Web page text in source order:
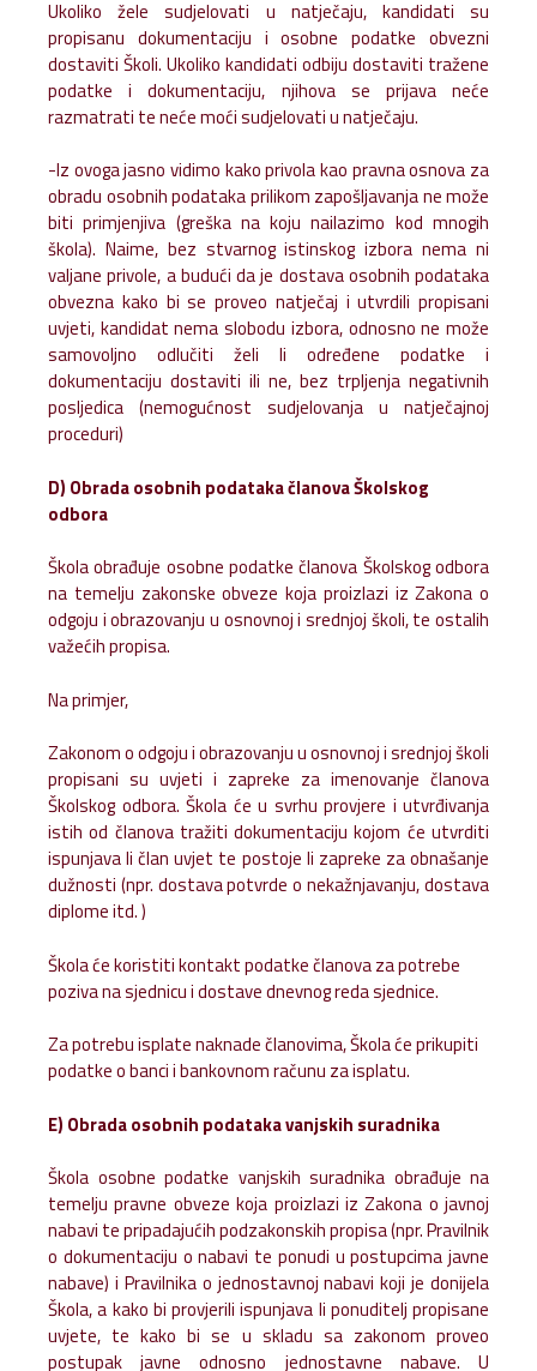
Ukoliko žele sudjelovati u natječaju, kandidati su
propisanu dokumentaciju i osobne podatke obvezni
dostaviti Školi. Ukoliko kandidati odbiju dostaviti tražene
podatke i dokumentaciju, njihova se prijava neće
razmatrati te neće moći sudjelovati u natječaju.
-Iz ovoga jasno vidimo kako privola kao pravna osnova za
obradu osobnih podataka prilikom zapošljavanja ne može
biti primjenjiva (greška na koju nailazimo kod mnogih
škola). Naime, bez stvarnog istinskog izbora nema ni
valjane privole, a budući da je dostava osobnih podataka
obvezna kako bi se proveo natječaj i utvrdili propisani
uvjeti, kandidat nema slobodu izbora, odnosno ne može
samovoljno odlučiti želi li određene podatke i
dokumentaciju dostaviti ili ne, bez trpljenja negativnih
posljedica (nemogućnost sudjelovanja u natječajnoj
proceduri)
D) Obrada osobnih podataka članova Školskog
odbora
Škola obrađuje osobne podatke članova Školskog odbora
na temelju zakonske obveze koja proizlazi iz Zakona o
odgoju i obrazovanju u osnovnoj i srednjoj školi, te ostalih
važećih propisa.
Na primjer,
Zakonom o odgoju i obrazovanju u osnovnoj i srednjoj školi
propisani su uvjeti i zapreke za imenovanje članova
Školskog odbora. Škola će u svrhu provjere i utvrđivanja
istih od članova tražiti dokumentaciju kojom će utvrditi
ispunjava li član uvjet te postoje li zapreke za obnašanje
dužnosti (npr. dostava potvrde o nekažnjavanju, dostava
diplome itd. )
Škola će koristiti kontakt podatke članova za potrebe
poziva na sjednicu i dostave dnevnog reda sjednice.
Za potrebu isplate naknade članovima, Škola će prikupiti
podatke o banci i bankovnom računu za isplatu.
E) Obrada osobnih podataka vanjskih suradnika
Škola osobne podatke vanjskih suradnika obrađuje na
temelju pravne obveze koja proizlazi iz Zakona o javnoj
nabavi te pripadajućih podzakonskih propisa (npr. Pravilnik
o dokumentaciju o nabavi te ponudi u postupcima javne
nabave) i Pravilnika o jednostavnoj nabavi koji je donijela
Škola, a kako bi provjerili ispunjava li ponuditelj propisane
uvjete, te kako bi se u skladu sa zakonom proveo
postupak javne odnosno jednostavne nabave. U